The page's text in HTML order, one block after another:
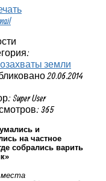
земли
20.06.2014
Super User
365
и
на частное
собрались варить